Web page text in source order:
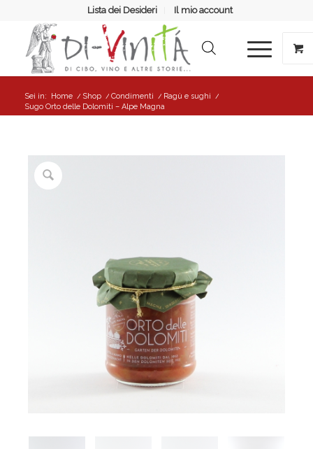
Lista dei Desideri Il mio account
Sei in: Home / Shop / Condimenti / Ragù e sughi /
Sugo Orto delle Dolomiti – Alpe Magna